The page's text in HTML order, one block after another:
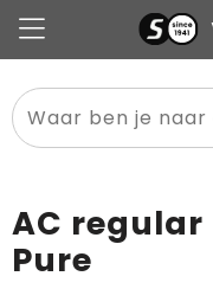
Alle categorieën
Snoep
Pennen
Notitieboekjes
Flessen
Glazen en
Meest gekozen
Sportkleding
Boodschappen-
Sport & vrije tijd
AC regular
Pure